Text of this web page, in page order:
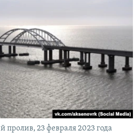
пролив, 23 февраля 2023 года